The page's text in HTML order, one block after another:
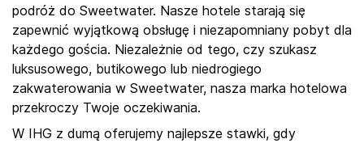
podróż do Sweetwater. Nasze hotele starają się
zapewnić wyjątkową obsługę i niezapomniany pobyt dla
każdego gościa. Niezależnie od tego, czy szukasz
luksusowego, butikowego lub niedrogiego
zakwaterowania w Sweetwater, nasza marka hotelowa
przekroczy Twoje oczekiwania.
W IHG z dumą oferujemy najlepsze stawki, gdy